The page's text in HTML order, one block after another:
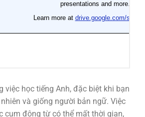
việc học tiếng Anh, đặc biệt khi bạn
và giống người bản ngữ. Việc
cụm động từ có thể mất thời gian,